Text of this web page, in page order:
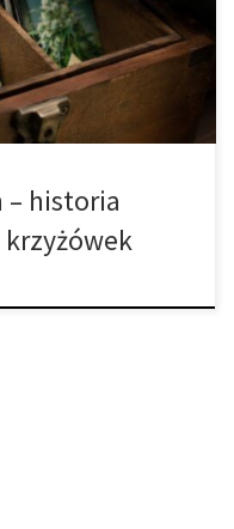
Przez dziesięciolecia
odmian, jednak tylko […]
– historia